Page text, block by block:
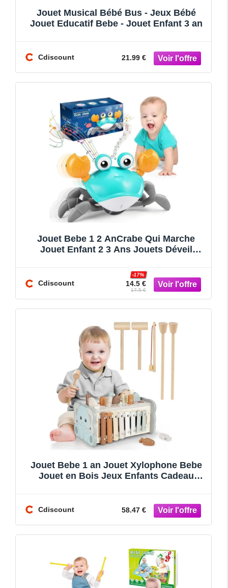
Jouet Musical Bébé Bus - Jeux Bébé
Jouet Educatif Bebe - Jouet Enfant 3 an
Cdiscount 21.99 €
Jouet Bebe 1 2 AnCrabe Qui Marche
Jouet Enfant 2 3 Ans Jouets Déveil
Cdiscount 14.5 €
-17%
17.5 €
Jouet Bebe 1 an Jouet Xylophone Bebe
Jouet en Bois Jeux Enfants Cadeau
Cdiscount 58.47 €